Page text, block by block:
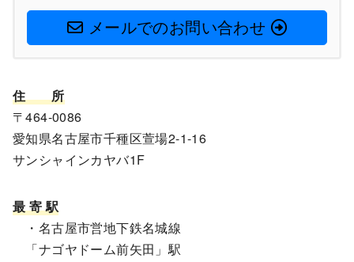
メールでのお問い合わせ
住
所
〒464-0086
愛知県名古屋市千種区萱場2-1-16
サンシャインカヤバ1F
最 寄 駅
・名古屋市営地下鉄名城線
「ナゴヤドーム前矢田」駅